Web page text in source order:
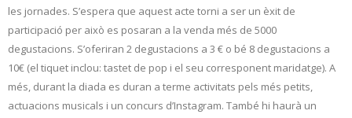
les jornades. S’espera que aquest acte torni a ser un èxit de
participació per això es posaran a la venda més de 5000
degustacions. S’oferiran 2 degustacions a 3 € o bé 8 degustacions a
10€ (el tiquet inclou: tastet de pop i el seu corresponent maridatge). A
més, durant la diada es duran a terme activitats pels més petits,
actuacions musicals i un concurs d’Instagram. També hi haurà un